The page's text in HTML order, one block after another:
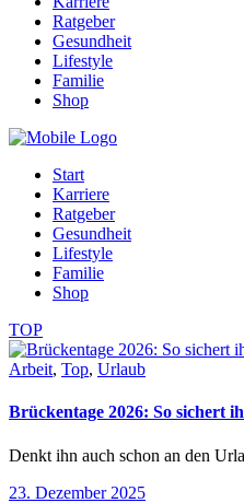
Ratgeber
Gesundheit
Lifestyle
Familie
Shop
Start
Karriere
Ratgeber
Gesundheit
Lifestyle
Familie
Shop
TOP
Arbeit, Top, Urlaub
Brückentage 2026: So sichert
Denkt ihn auch schon an den
23. Dezember 2025